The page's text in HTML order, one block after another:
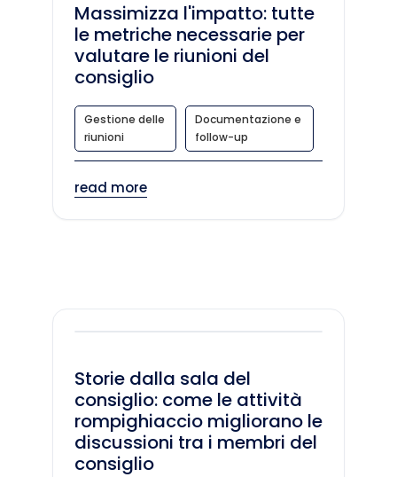
Massimizza l'impatto: tutte
le metriche necessarie per
valutare le riunioni del
consiglio
Gestione delle
riunioni
Documentazione e
follow-up
read more
Storie dalla sala del
consiglio: come le attività
rompighiaccio migliorano le
discussioni tra i membri del
consiglio